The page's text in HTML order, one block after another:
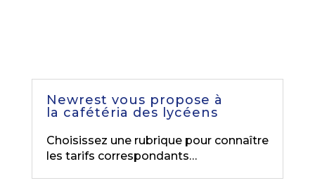
Newrest vous propose à
la cafétéria des lycéens
Choisissez une rubrique pour connaître
les tarifs correspondants…